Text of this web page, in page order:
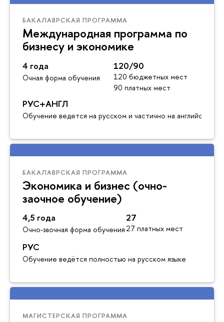
БАКАЛАВРСКАЯ ПРОГРАММА
Международная программа по
бизнесу и экономике
4 года
Очная форма обучения
120/90
120 бюджетных мест
90 платных мест
РУС+АНГЛ
Обучение ведется на русском и частично на английском
БАКАЛАВРСКАЯ ПРОГРАММА
Экономика и бизнес (очно-
заочное обучение)
4,5 года
Очно-заочная форма обучения
27
27 платных мест
РУС
Обучение ведётся полностью на русском языке
МАГИСТЕРСКАЯ ПРОГРАММА